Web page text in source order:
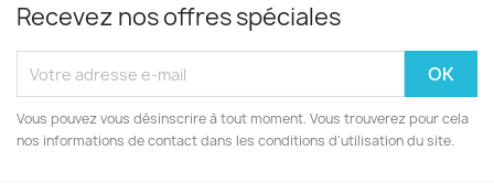
Recevez nos offres spéciales
Vous pouvez vous désinscrire à tout moment. Vous trouverez pour cela
nos informations de contact dans les conditions d'utilisation du site.